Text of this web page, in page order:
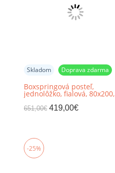
Skladom Doprava zdarma
Boxspringová posteľ,
jednolôžko, fialová, 80x200,
ľavá, BARY
651,00€ 419,00€
-25%